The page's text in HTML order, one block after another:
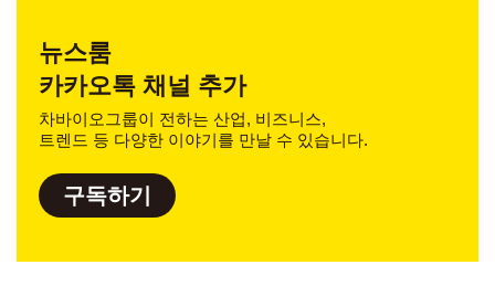
뉴스룸
카카오톡 채널 추가
차바이오그룹이 전하는 산업, 비즈니스,
트렌드 등 다양한 이야기를 만날 수 있습니다.
구독하기